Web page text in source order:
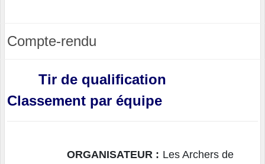
Compte-rendu
Tir de qualification
Classement par équipe
ORGANISATEUR : Les Archers de